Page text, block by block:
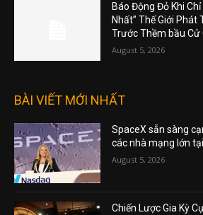
Báo Động Đỏ Khi
Nhất” Thế Giới Phát
Trước Thềm bầu Cử
August 5, 2026
BÀI VIẾT MỚI NHẤT
SpaceX sẵn sàng
các nhà mạng lớn
August 5, 2026
Chiến Lược Gia Kỳ